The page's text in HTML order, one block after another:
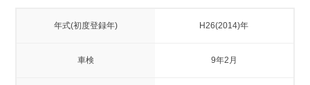
年式(初度登録年) H26(2014)年
車検 9年2月